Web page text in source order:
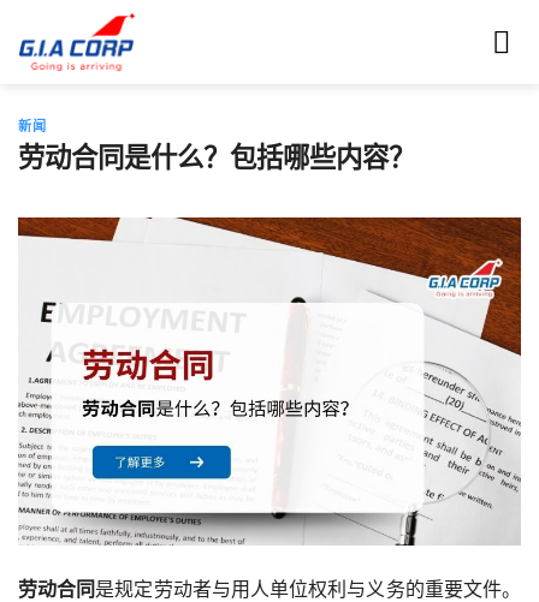
新闻
劳动合同是什么？包括哪些内容？
劳动合同 是规定劳动者与用人单位权利与义务的重要文件。